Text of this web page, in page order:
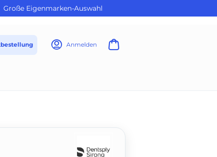
Große Eigenmarken-Auswahl
Anmelden